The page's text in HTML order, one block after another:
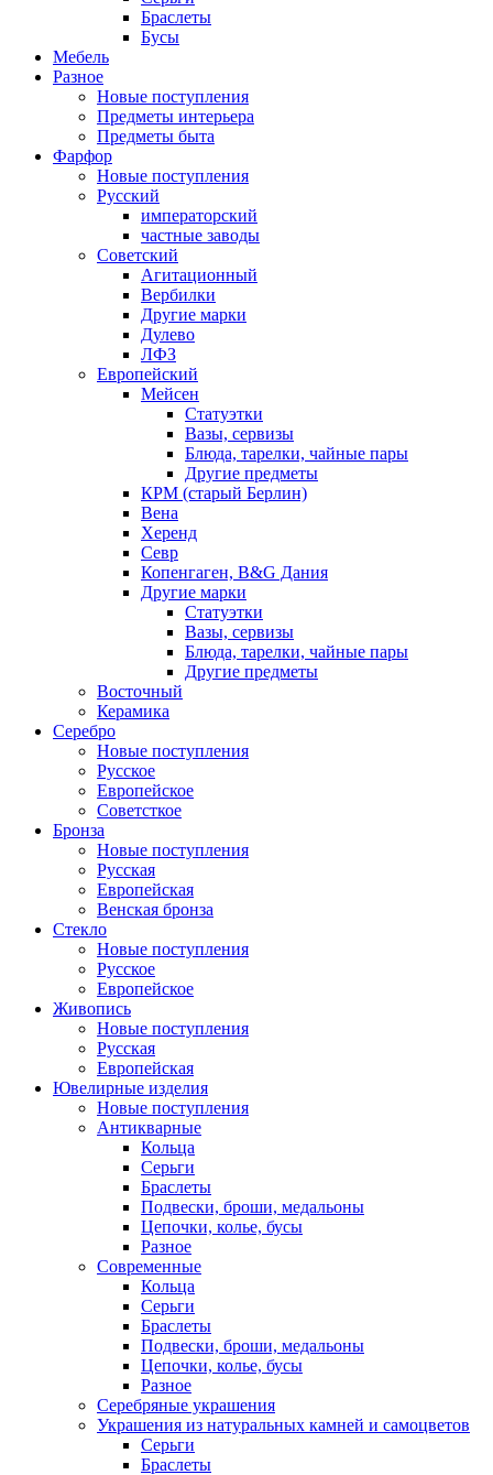
Браслеты
Бусы
Мебель
Разное
Новые поступления
Предметы интерьера
Предметы быта
Фарфор
Новые поступления
Русский
императорский
частные заводы
Советский
Агитационный
Вербилки
Другие марки
Дулево
ЛФЗ
Европейский
Мейсен
Статуэтки
Вазы, сервизы
Блюда, тарелки, чайные пары
Другие предметы
КРМ (старый Берлин)
Вена
Херенд
Севр
Копенгаген, B&G Дания
Другие марки
Статуэтки
Вазы, сервизы
Блюда, тарелки, чайные пары
Другие предметы
Восточный
Керамика
Серебро
Новые поступления
Русское
Европейское
Советсткое
Бронза
Новые поступления
Русская
Европейская
Венская бронза
Стекло
Новые поступления
Русское
Европейское
Живопись
Новые поступления
Русская
Европейская
Ювелирные изделия
Новые поступления
Антикварные
Кольца
Серьги
Браслеты
Подвески, броши, медальоны
Цепочки, колье, бусы
Разное
Современные
Кольца
Серьги
Браслеты
Подвески, броши, медальоны
Цепочки, колье, бусы
Разное
Серебряные украшения
Украшения из натуральных камней и самоцветов
Серьги
Браслеты